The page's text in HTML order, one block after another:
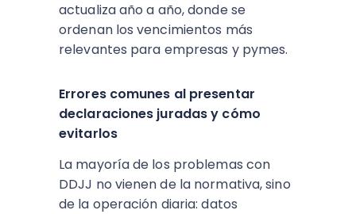
actualiza año a año, donde se
ordenan los vencimientos más
relevantes para empresas y pymes.​
Errores comunes al presentar
declaraciones juradas y cómo
evitarlos
La mayoría de los problemas con
DDJJ no vienen de la normativa, sino
de la operación diaria: datos